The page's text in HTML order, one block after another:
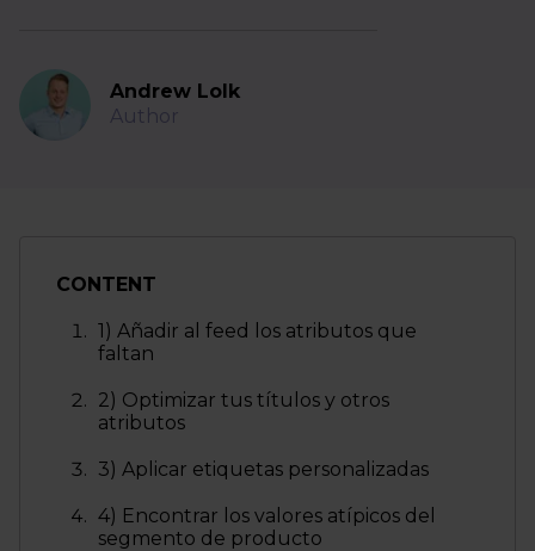
Andrew Lolk
Author
CONTENT
1) Añadir al feed los atributos que
faltan
2) Optimizar tus títulos y otros
atributos
3) Aplicar etiquetas personalizadas
4) Encontrar los valores atípicos del
segmento de producto